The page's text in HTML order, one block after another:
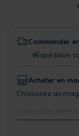
Commander
Expédition
Acheter en
Choisissez un